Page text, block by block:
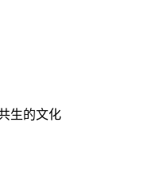
生的文化